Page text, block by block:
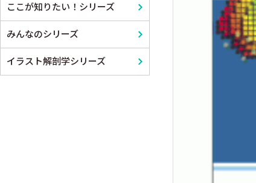
ここが知りたい！シリーズ
みんなのシリーズ
イラスト解剖学シリーズ